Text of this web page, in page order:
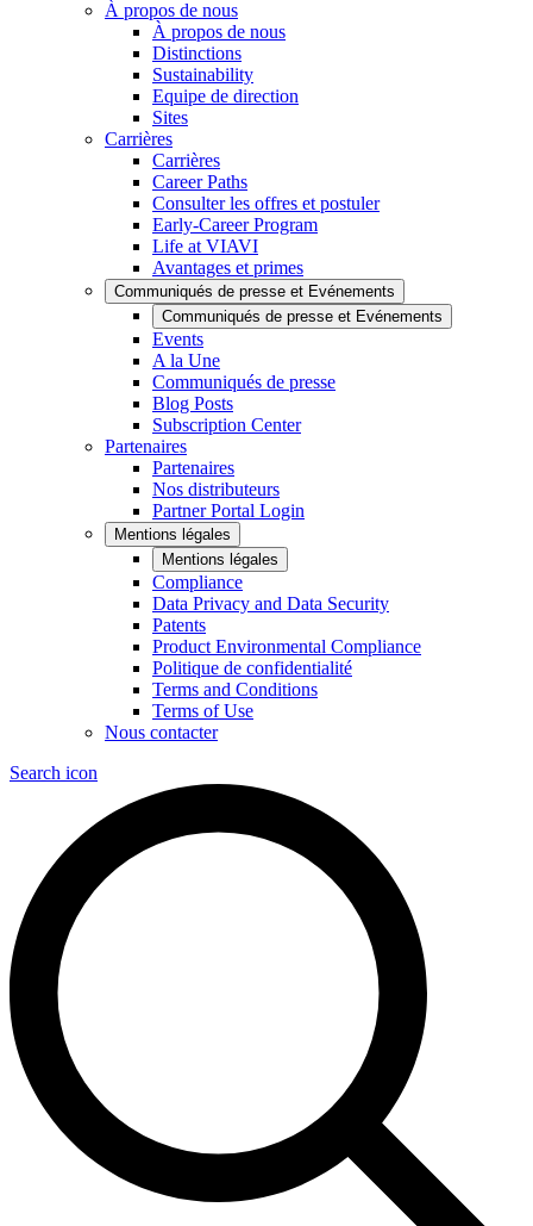
À propos de nous
À propos de nous
Distinctions
Sustainability
Equipe de direction
Sites
Carrières
Carrières
Career Paths
Consulter les offres et postuler
Early-Career Program
Life at VIAVI
Avantages et primes
Communiqués de presse et Evénements
Communiqués de presse et Evénements
Events
A la Une
Communiqués de presse
Blog Posts
Subscription Center
Partenaires
Partenaires
Nos distributeurs
Partner Portal Login
Mentions légales
Mentions légales
Compliance
Data Privacy and Data Security
Patents
Product Environmental Compliance
Politique de confidentialité
Terms and Conditions
Terms of Use
Nous contacter
Search icon